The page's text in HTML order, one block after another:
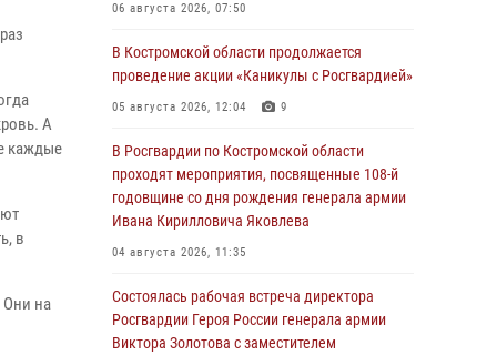
А
каждые
в
Они на
06 августа 2026, 07:50
В Костромской области продолжается
проведение акции «Каникулы с Росгвардией»
05 августа 2026, 12:04 9
В Росгвардии по Костромской области
проходят мероприятия, посвященные 108-й
годовщине со дня рождения генерала армии
Ивана Кирилловича Яковлева
04 августа 2026, 11:35
Состоялась рабочая встреча директора
Росгвардии Героя России генерала армии
Виктора Золотова с заместителем